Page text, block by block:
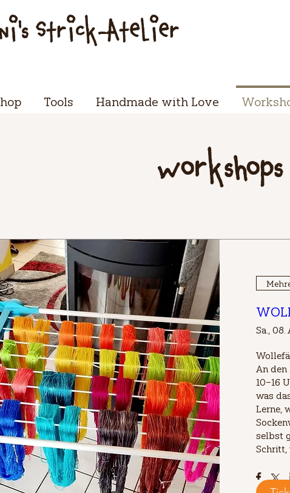
Strick-Atelier
Tools Handmade with Love
Workshops
Sa., 08.
An den
10–16
was
Lerne,
selbst
Schritt,